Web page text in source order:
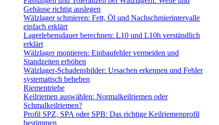
Gehäuse richtig auslegen
Wälzlager schmieren: Fett, Öl und Nachschmierintervalle
einfach erklärt
Lagerlebensdauer berechnen: L10 und L10h verständlich
erklärt
Wälzlager montieren: Einbaufehler vermeiden und
Standzeiten erhöhen
Wälzlager-Schadensbilder: Ursachen erkennen und Fehler
systematisch beheben
Riementriebe
Keilriemen auswählen: Normalkeilriemen oder
Schmalkeilriemen?
Profil SPZ, SPA oder SPB: Das richtige Keilriemenprofil
bestimmen